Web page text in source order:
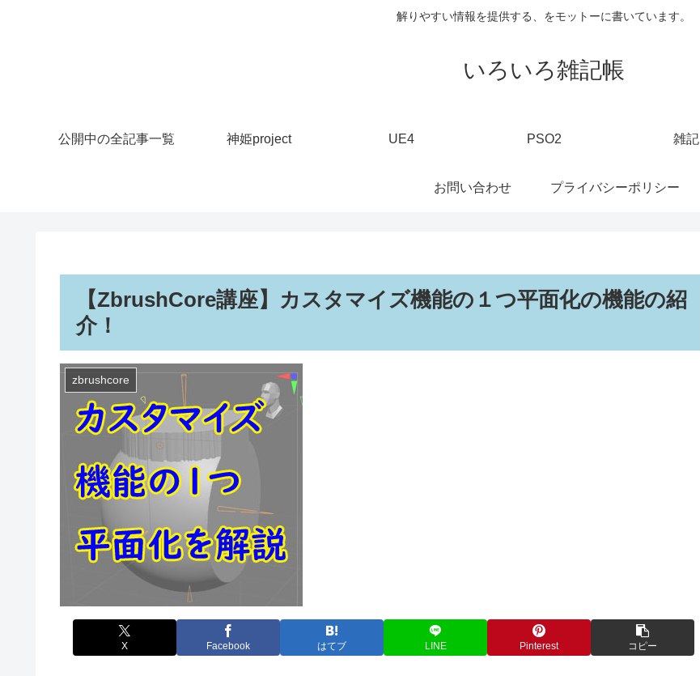
解りやすい情報を提供する、をモットーに書いています。
いろいろ雑記帳
公開中の全記事一覧 神姫project UE4 PSO2 雑記
お問い合わせ プライバシーポリシー
【ZbrushCore講座】カスタマイズ機能の１つ平面化の機能の紹
介！
zbrushcore
X Facebook はてブ LINE Pinterest コピー